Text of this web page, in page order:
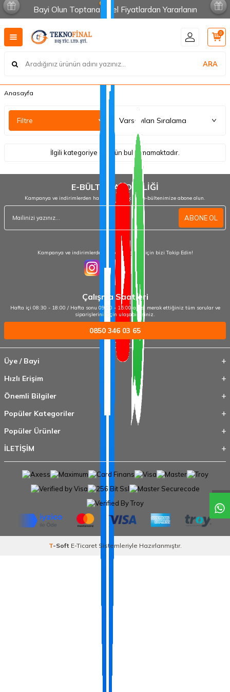
Bayi Olun Toptana Özel Fiyatlardan Yararlanın
ARA
0
Anasayfa
Filtre
İlgili kategoriye ait ürün bulunmamaktadır.
E-BÜLTEN ABONELİĞİ
Kampanya ve indirimlerden haberdar olmak için e-bültenimize abone olun.
ABONE OL
Kampanya ve indirimlerden haberdar olmak için bizi Takip Edin!
Çalışma Saatleri
Hafta içi 08:30 - 18:00 / Hafta sonu 09:00 - 15:00 arası merak ettiğiniz tüm sorular ve
siparişleriniz için ulaşabilirsiniz.
0850 346 03 65
Üye / Bayi
Hızlı Erişim
Önemli Bilgiler
Popüler Kategoriler
Popüler Ürünler
İLETİŞİM
T-Soft E-TicaretSistemleriyle Hazırlanmıştır.